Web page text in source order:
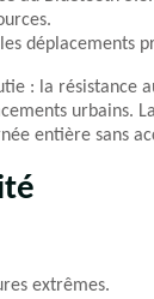
déplacements
: la résistance
urbains. La
entière sans
extrêmes.